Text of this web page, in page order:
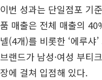
이번 성과는 단일점포 기
품 매출은 전체 매출의
넬(4개)를 비롯한 ‘에루
브랜드가 남성·여성 부티
장에 걸쳐 입점해 있다.